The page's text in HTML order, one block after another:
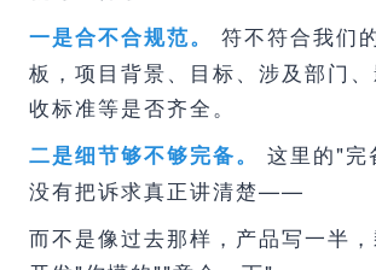
一是合不合规范。
符不符合我们
板，项目背景、目标、涉及部门
收标准等是否齐全。
二是细节够不够完备。
这里的"完
没有把诉求真正讲清楚——
而不是像过去那样，产品写一半